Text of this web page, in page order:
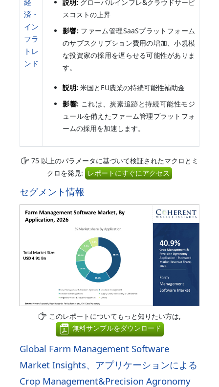
済・
イン
フラ
トレ
ンド
説明: グローバルインフレ&クラウドサービ
スコストの上昇
影響: ファーム管理SaaSプラットフォーム
のサブスクリプション費用の増加、小規模
な投資家の採用を遅らせる可能性がありま
す。
説明: 米国とEU農業の持続可能性補助金
影響: これは、炭素追跡と持続可能性モジ
ュールを備えたファーム管理プラットフォ
ームの採用を加速します。
75 以上のパラメータに基づいて検証されたマクロとミ
クロを発見: レポートにすぐにアクセス
セグメント情報
このレポートについてもっと知りたい方は,
無料サンプルをダウンロード
Global Farm Management Software
Market Insights、アプリケーションによる
Crop Management&Precision Agronomy